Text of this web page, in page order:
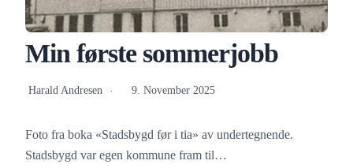
Min første sommerjobb
Harald Andresen 9. November 2025
Foto fra boka «Stadsbygd før i tia» av undertegnende.
Stadsbygd var egen kommune fram til…